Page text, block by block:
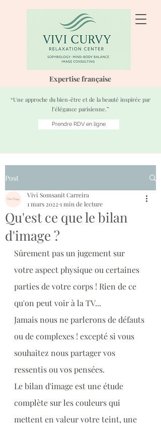
Expertise française
“Une approche du bien-être et de la beauté inspirée par
l’élégance parisienne.”
Prendre RDV en ligne
Post
Qu'est ce que le bilan
d'image ?
Vivi Somsanit Carreira
1 mars 2022 1 min de lecture
Sûrement pas un jugement sur
votre aspect physique ou certaines
parties de votre corps ! Rien de ce
qu'on peut voir à la TV...
Jamais nous ne parlerons de défauts
ou de complexes ! excepté si vous
souhaitez nous partager vos
ressentis ou vos pensées.
Le bilan d'image est une étude
complète sur les couleurs qui
mettent en valeur votre teint, une